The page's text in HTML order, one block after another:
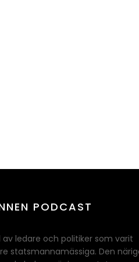
PODCAST
av ledare och politiker som varit
statsmannamässiga. Den